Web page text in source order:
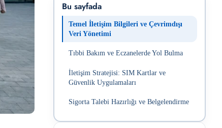
Bu sayfada
Temel İletişim Bilgileri ve Çevrimdışı
Veri Yönetimi
Tıbbi Bakım ve Eczanelerde Yol Bulma
İletişim Stratejisi: SIM Kartlar ve
Güvenlik Uygulamaları
Sigorta Talebi Hazırlığı ve Belgelendirme